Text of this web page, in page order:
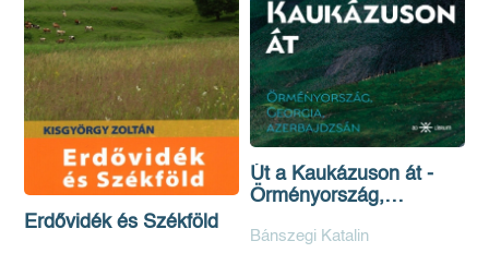
Erdővidék és Székföld
Út a Kaukázuson át -
Örményország,
Bánszegi Katalin